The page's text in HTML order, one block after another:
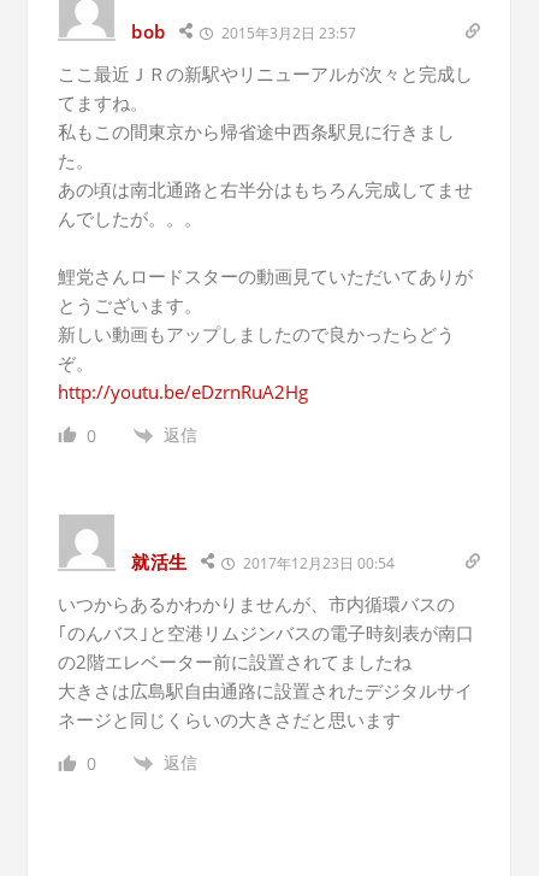
bob 2015年3月2日 23:57
ここ最近ＪＲの新駅やリニューアルが次々と完成し
てますね。
私もこの間東京から帰省途中西条駅見に行きまし
た。
あの頃は南北通路と右半分はもちろん完成してませ
んでしたが。。。
鯉党さんロードスターの動画見ていただいてありが
とうございます。
新しい動画もアップしましたので良かったらどう
ぞ。
http://youtu.be/eDzrnRuA2Hg
0 返信
就活生 2017年12月23日 00:54
いつからあるかわかりませんが、市内循環バスの
｢のんバス｣と空港リムジンバスの電子時刻表が南口
の2階エレベーター前に設置されてましたね
大きさは広島駅自由通路に設置されたデジタルサイ
ネージと同じくらいの大きさだと思います
0 返信